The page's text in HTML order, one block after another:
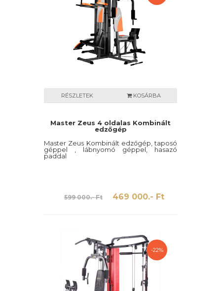
RÉSZLETEK KOSÁRBA
Master Zeus 4 oldalas Kombinált
edzőgép
Master Zeus Kombinált edzőgép, taposó
géppel , lábnyomó géppel, hasazó
paddal
599 000.- Ft 469 000.- Ft
-22%